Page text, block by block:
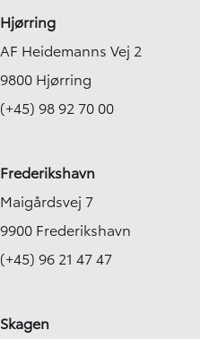
Hjørring
AF Heidemanns Vej 2
9800 Hjørring
(+45) 98 92 70 00
Frederikshavn
Maigårdsvej 7
9900 Frederikshavn
(+45) 96 21 47 47
Skagen